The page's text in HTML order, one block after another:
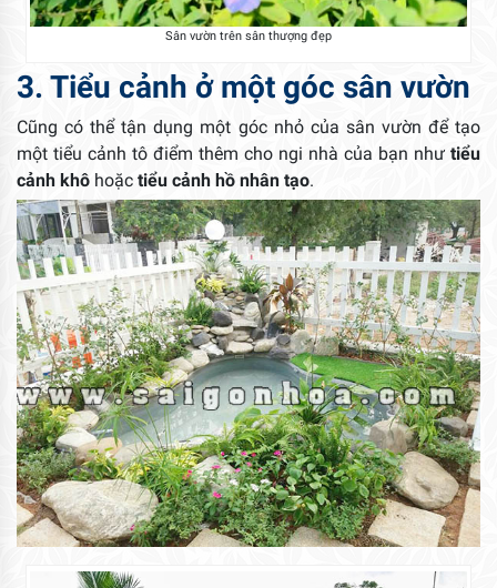
Sân vườn trên sân thượng đẹp
3. Tiểu cảnh ở một góc sân vườn
Cũng có thể tận dụng một góc nhỏ của sân vườn để tạo
một tiểu cảnh tô điểm thêm cho ngi nhà của bạn như tiểu
cảnh khô hoặc tiểu cảnh hồ nhân tạo.